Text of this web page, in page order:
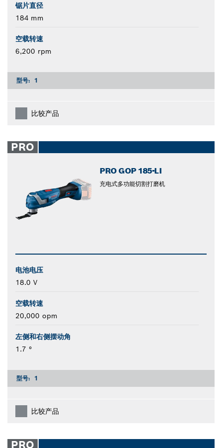
锯片直径
184 mm
空载转速
6,200 rpm
型号: 1
比较产品
PRO
PRO GOP 185-LI
充电式多功能切割打磨机
电池电压
18.0 V
空载转速
20,000 opm
左侧和右侧摆动角
1.7 °
型号: 1
比较产品
PRO